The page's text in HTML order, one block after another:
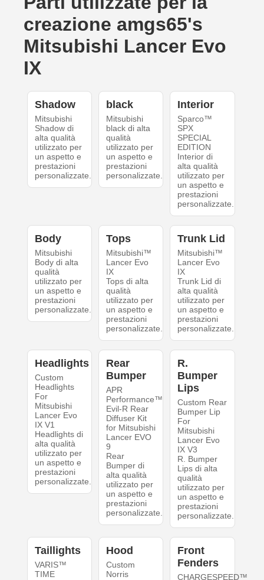
creazione amgs65's
Mitsubishi Lancer Evo
IX
Shadow
Mitsubishi
Shadow di
alta qualità
utilizzato per
un aspetto e
prestazioni
personalizzate.
black
Mitsubishi
black di alta
qualità
utilizzato per
un aspetto e
prestazioni
personalizzate.
Interior
Sparco™
SPX
SPECIAL
EDITION
Interior di
alta qualità
utilizzato per
un aspetto e
prestazioni
personalizzate.
Body
Mitsubishi
Body di alta
qualità
utilizzato per
un aspetto e
prestazioni
personalizzate.
Tops
Mitsubishi™
Lancer Evo
IX
Tops di alta
qualità
utilizzato per
un aspetto e
prestazioni
personalizzate.
Trunk Lid
Mitsubishi™
Lancer Evo
IX
Trunk Lid di
alta qualità
utilizzato per
un aspetto e
prestazioni
personalizzate.
Headlights
Custom
Headlights
For
Mitsubishi
Lancer Evo
IX V1
Headlights di
alta qualità
utilizzato per
un aspetto e
prestazioni
personalizzate.
Rear
Bumper
APR
Performance™
Evil-R Rear
Diffuser Kit
for Mitsubishi
Lancer EVO
9
Rear
Bumper di
alta qualità
utilizzato per
un aspetto e
prestazioni
personalizzate.
R.
Bumper
Lips
Custom Rear
Bumper Lip
For
Mitsubishi
Lancer Evo
IX V3
R. Bumper
Lips di alta
qualità
utilizzato per
un aspetto e
prestazioni
personalizzate.
Taillights
VARIS™
TIME
Hood
Custom
Norris
Front
Fenders
CHARGESPEED™